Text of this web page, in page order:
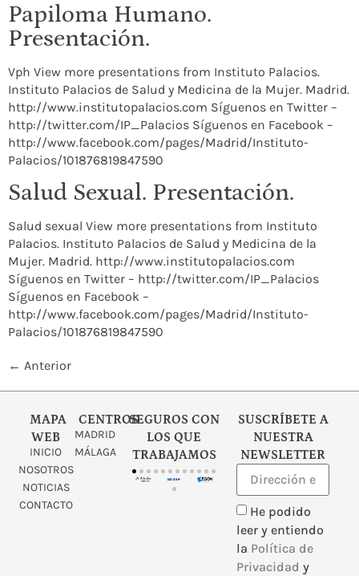
Papiloma Humano.
Presentación.
Vph View more presentations from Instituto Palacios.
Instituto Palacios de Salud y Medicina de la Mujer. Madrid.
http://www.institutopalacios.com Síguenos en Twitter –
http://twitter.com/IP_Palacios Síguenos en Facebook –
http://www.facebook.com/pages/Madrid/Instituto-
Palacios/101876819847590
Salud Sexual. Presentación.
Salud sexual View more presentations from Instituto
Palacios. Instituto Palacios de Salud y Medicina de la
Mujer. Madrid. http://www.institutopalacios.com
Síguenos en Twitter – http://twitter.com/IP_Palacios
Síguenos en Facebook –
http://www.facebook.com/pages/Madrid/Instituto-
Palacios/101876819847590
← Anterior
MAPA
WEB
INICIO
NOSOTROS
NOTICIAS
CONTACTO
CENTROS
MADRID
MÁLAGA
SEGUROS CON
LOS QUE
TRABAJAMOS
SUSCRÍBETE A
NUESTRA
NEWSLETTER
He podido
leer y entiendo
la Política de
Privacidad y